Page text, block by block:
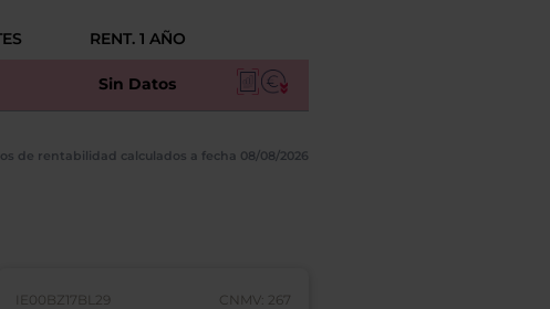
RENT. 1 AÑO
Sin Datos
de rentabilidad calculados a fecha 08/08/2026
IE00BZ17BL29 CNMV: 267